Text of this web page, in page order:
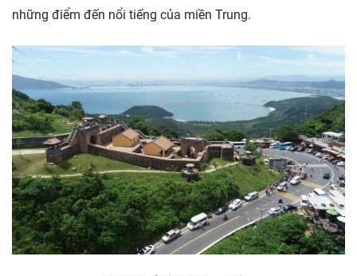
những điểm đến nổi tiếng của miền Trung.